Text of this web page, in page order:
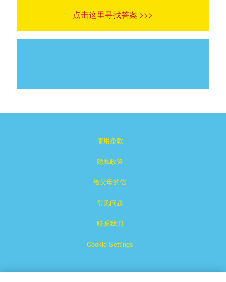
点击这里寻找答案 >>>
使用条款
隐私政策
给父母的信
常见问题
联系我们
Cookie Settings